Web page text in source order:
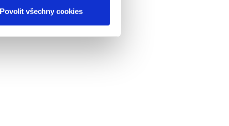
Povolit všechny cookies